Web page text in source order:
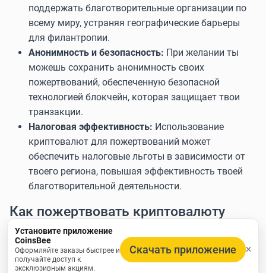
поддержать благотворительные организации по
всему миру, устраняя географические барьеры
для филантропии.
Анонимность и безопасность: При желании ты
можешь сохранить анонимность своих
пожертвований, обеспеченную безопасной
технологией блокчейн, которая защищает твои
транзакции.
Налоговая эффективность: Использование
криптовалют для пожертвований может
обеспечить налоговые льготы в зависимости от
твоего региона, повышая эффективность твоей
благотворительной деятельности.
Как пожертвовать криптовалюту
благотворительным фондам с
помощью подарочных карт
Пожертвовать криптовалюту благотворительным
Установите приложение
CoinsBee
Оформляйте заказы быстрее и
получайте доступ к
эксклюзивным акциям.
Скачать приложение